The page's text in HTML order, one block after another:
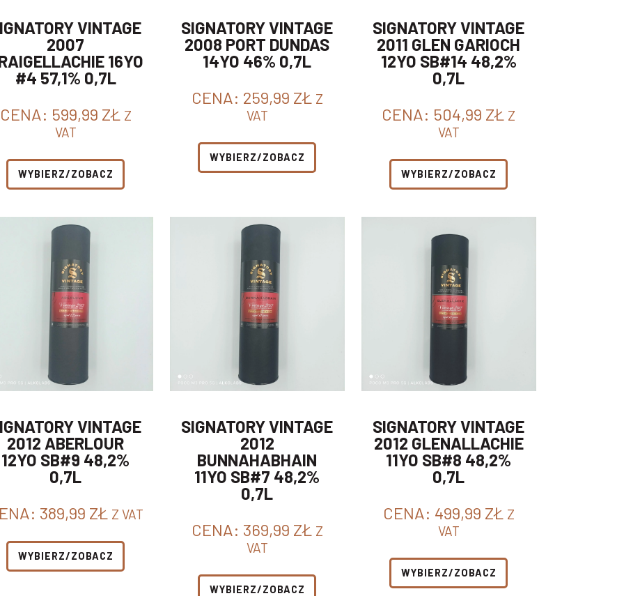
VINTAGE
2007
16YO
#4 57,1% 0,7L
CENA: 599,99 ZŁ Z
VAT
WYBIERZ/ZOBACZ
SIGNATORY VINTAGE
2008 PORT DUNDAS
14YO 46% 0,7L
CENA: 259,99 ZŁ Z
VAT
WYBIERZ/ZOBACZ
SIGNATORY VINTAGE
2011 GLEN GARIOCH
12YO SB#14 48,2%
0,7L
CENA: 504,99 ZŁ Z
VAT
WYBIERZ/ZOBACZ
VINTAGE
2012 ABERLOUR
12YO SB#9 48,2%
0,7L
389,99 ZŁ Z VAT
WYBIERZ/ZOBACZ
SIGNATORY VINTAGE
2012
BUNNAHABHAIN
11YO SB#7 48,2%
0,7L
CENA: 369,99 ZŁ Z
VAT
WYBIERZ/ZOBACZ
SIGNATORY VINTAGE
2012 GLENALLACHIE
11YO SB#8 48,2%
0,7L
CENA: 499,99 ZŁ Z
VAT
WYBIERZ/ZOBACZ